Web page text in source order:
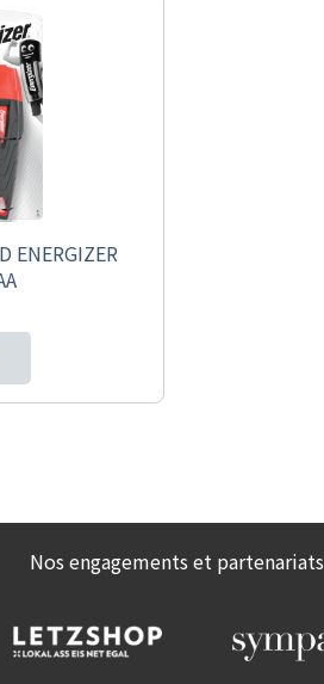
ENERGIZER
Nos engagements et partenariats